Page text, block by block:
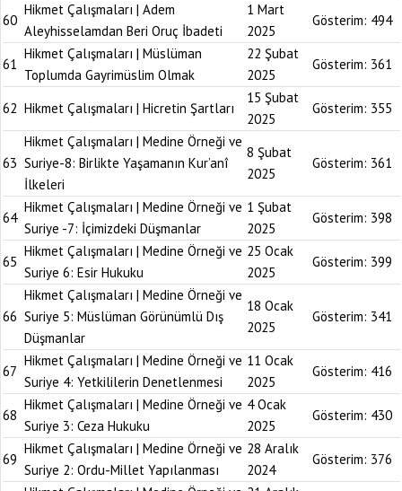
60
Hikmet Çalışmaları | Adem
Aleyhisselamdan Beri Oruç İbadeti
1 Mart
2025
Gösterim: 494
61
Hikmet Çalışmaları | Müslüman
Toplumda Gayrimüslim Olmak
22 Şubat
2025
Gösterim: 361
62 Hikmet Çalışmaları | Hicretin Şartları
15 Şubat
2025
Gösterim: 355
63
Hikmet Çalışmaları | Medine Örneği ve
Suriye-8: Birlikte Yaşamanın Kur’anî
İlkeleri
8 Şubat
2025
Gösterim: 361
64
Hikmet Çalışmaları | Medine Örneği ve
Suriye -7: İçimizdeki Düşmanlar
1 Şubat
2025
Gösterim: 398
65
Hikmet Çalışmaları | Medine Örneği ve
Suriye 6: Esir Hukuku
25 Ocak
2025
Gösterim: 399
66
Hikmet Çalışmaları | Medine Örneği ve
Suriye 5: Müslüman Görünümlü Dış
Düşmanlar
18 Ocak
2025
Gösterim: 341
67
Hikmet Çalışmaları | Medine Örneği ve
Suriye 4: Yetkililerin Denetlenmesi
11 Ocak
2025
Gösterim: 416
68
Hikmet Çalışmaları | Medine Örneği ve
Suriye 3: Ceza Hukuku
4 Ocak
2025
Gösterim: 430
69
Hikmet Çalışmaları | Medine Örneği ve
Suriye 2: Ordu-Millet Yapılanması
28 Aralık
2024
Gösterim: 376